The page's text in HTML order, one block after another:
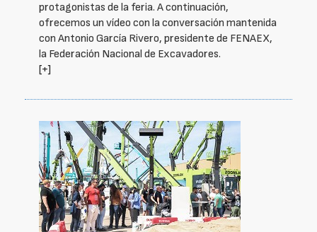
protagonistas de la feria. A continuación,
ofrecemos un vídeo con la conversación mantenida
con Antonio García Rivero, presidente de FENAEX,
la Federación Nacional de Excavadores.
[+]